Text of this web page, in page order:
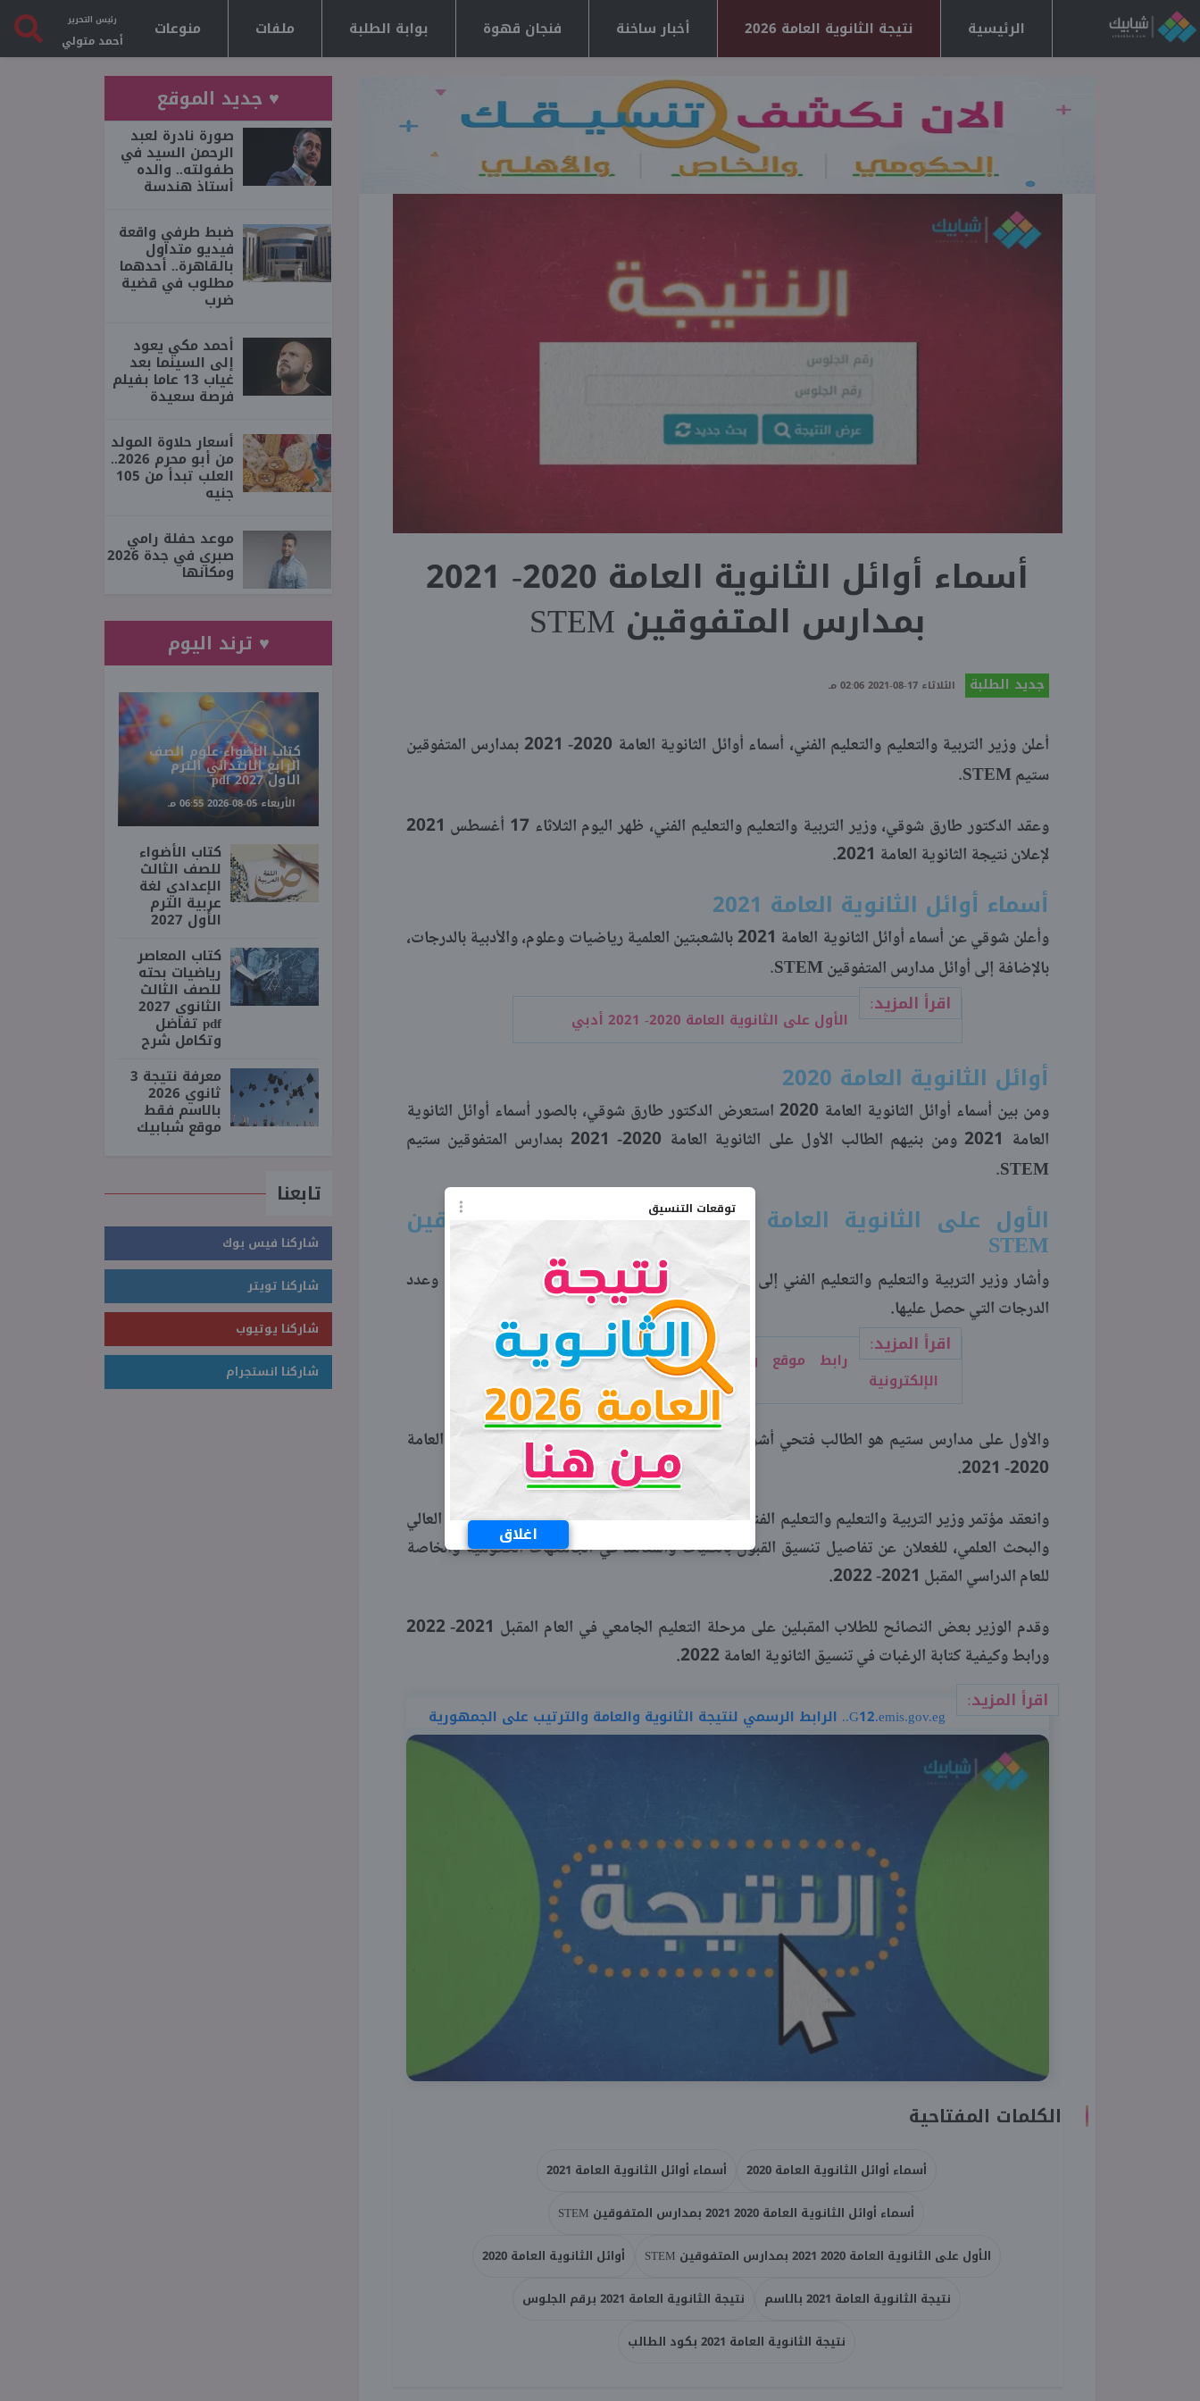
توقعات التنسيق
اغلاق
الرئيسية نتيجة الثانوية العامة 2026 أخبار ساخنة فنجان قهوة بوابة الطلبة ملفات منوعات رئيس التحرير
أحمد متولي
أسماء أوائل الثانوية العامة 2020- 2021
بمدارس المتفوقين STEM
جديد الطلبة الثلاثاء 17-08-2021 02:06 مـ
أعلن وزير التربية والتعليم والتعليم الفني، أسماء أوائل الثانوية العامة 2020- 2021 بمدارس المتفوقين
ستيمSTEM
.
وعقد الدكتور طارق شوقي، وزير التربية والتعليم والتعليم الفني، ظهر اليوم الثلاثاء 17 أغسطس 2021
لإعلان نتيجة الثانوية العامة 2021.
أسماء أوائل الثانوية العامة 2021
وأعلن شوقي عن أسماء أوائل الثانوية العامة 2021 بالشعبتين العلمية رياضيات وعلوم، والأدبية بالدرجات،
بالإضافة إلى أوائل مدارس المتفوقينSTEM
.
اقرأ المزيد:
الأول على الثانوية العامة 2020- 2021 أدبي
أوائل الثانوية العامة 2020
ومن بين أسماء أوائل الثانوية العامة 2020 استعرض الدكتور طارق شوقي، بالصور أسماء أوائل الثانوية
العامة 2021 ومن بنيهم الطالب الأول على الثانوية العامة 2020- 2021 بمدارس المتفوقين ستيم
STEM
.
الأول على الثانوية العامة 2020- 2021 بمدارس المتفوقين
STEM
وأشار وزير التربية والتعليم والتعليم الفني إلى اسم الأول على مدارس ستيمSTEM
للمتفوقين، وعدد
الدرجات التي حصل عليها.
اقرأ المزيد:
رابط موقع وزارة التربية والتعليم الخدمات
الإلكترونية
والأول على مدارس ستيم هو الطالب فتحي أشرف، والذي حصل على 665.24 درجة في الثانوية العامة
2020- 2021.
وانعقد مؤتمر وزير التربية والتعليم والتعليم الفني في حضور الدكتور خالد عبد الغفار، وزير التعليم العالي
والبحث العلمي، للغعلان عن تفاصيل تنسيق القبول بالكليات والمعاهد في الجامعهات الحكومية والخاصة
للعام الدراسي المقبل 2021- 2022.
وقدم الوزير بعض النصائح للطلاب المقبلين على مرحلة التعليم الجامعي في العام المقبل 2021- 2022
ورابط وكيفية كتابة الرغبات في تنسيق الثانوية العامة 2022.
اقرأ المزيد:
G12.emis.gov.eg.. الرابط الرسمي لنتيجة الثانوية والعامة والترتيب على الجمهورية
الكلمات المفتاحية
أسماء أوائل الثانوية العامة 2020
أسماء أوائل الثانوية العامة 2021
أسماء أوائل الثانوية العامة 2020 2021 بمدارس المتفوقين STEM
الأول على الثانوية العامة 2020 2021 بمدارس المتفوقين STEM
أوائل الثانوية العامة 2020
نتيجة الثانوية العامة 2021 بالاسم
نتيجة الثانوية العامة 2021 برقم الجلوس
نتيجة الثانوية العامة 2021 بكود الطالب
♥ جديد الموقع
صورة نادرة لعبد
الرحمن السيد في
طفولته.. والده
أستاذ هندسة
ضبط طرفي واقعة
فيديو متداول
بالقاهرة.. أحدهما
مطلوب في قضية
ضرب
أحمد مكي يعود
إلى السينما بعد
غياب 13 عاما بفيلم
فرصة سعيدة
أسعار حلاوة المولد
من أبو محرم 2026..
العلب تبدأ من 105
جنيه
موعد حفلة رامي
صبري في جدة 2026
ومكانها
♥ ترند اليوم
كتاب الأضواء علوم الصف
الرابع الابتدائي الترم
الأول 2027 pdf
الأربعاء 05-08-2026 06:55 مـ
كتاب الأضواء
للصف الثالث
الإعدادي لغة
عربية الترم
الأول 2027
كتاب المعاصر
رياضيات بحته
للصف الثالث
الثانوي 2027
pdf تفاضل
وتكامل شرح
معرفة نتيجة 3
ثانوي 2026
بالاسم فقط
موقع شبابيك
تابعنا
شاركنا فيس بوك
شاركنا تويتر
شاركنا يوتيوب
شاركنا انستجرام